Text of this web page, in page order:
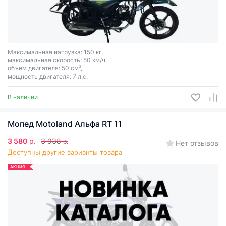
Максимальная нагрузка: 150 кг,
максимальная скорость: 50 км/ч,
объем двигателя: 50 см³,
мощность двигателя: 7 л.с.
В наличии
Мопед Motoland Альфа RT 11
3 580 р. 3 938 р.
Доступны другие варианты товара
Нет отзывов
АКЦИЯ